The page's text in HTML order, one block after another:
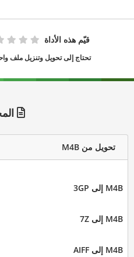
قيّم هذه الأداة
تحتاج إلى تحويل وتنزيل ملف
تحويل من M4B
M4B إلى 3GP
M4B إلى 7Z
M4B إلى AIFF